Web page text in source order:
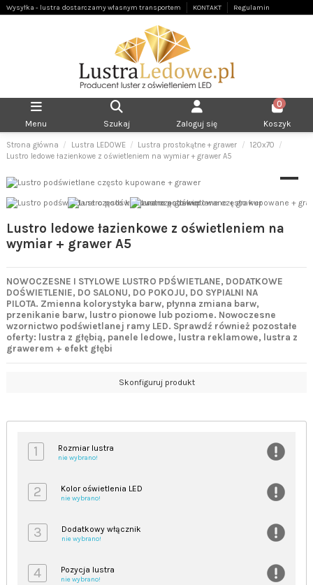
Wysyłka - lustra dostarczamy własnym transportem KONTAKT Regulamin
Menu Szukaj Zaloguj się
0
Koszyk
Strona główna Lustra LEDOWE Lustra prostokątne + grawer
120x70
Lustro ledowe łazienkowe z oświetleniem na wymiar + grawer A5
Lustro ledowe łazienkowe z oświetleniem na
wymiar + grawer A5
NOWOCZESNE I STYLOWE LUSTRO PDŚWIETLANE, DODATKOWE
DOŚWIETLENIE, DO SALONU, DO POKOJU, DO SYPIALNI NA
PILOTA. Zmienna kolorystyka barw, płynna zmiana barw,
przenikanie barw, lustro pionowe lub poziome. Nowoczesne
wzornictwo podświetlanej ramy LED. Sprawdź również pozostałe
oferty: lustra z głębią, panele ledowe, lustra reklamowe, lustra z
grawerem + efekt głębi
Skonfiguruj produkt
1 Rozmiar lustra
nie wybrano!
2 Kolor oświetlenia LED
nie wybrano!
3 Dodatkowy włącznik
nie wybrano!
4 Pozycja lustra
nie wybrano!